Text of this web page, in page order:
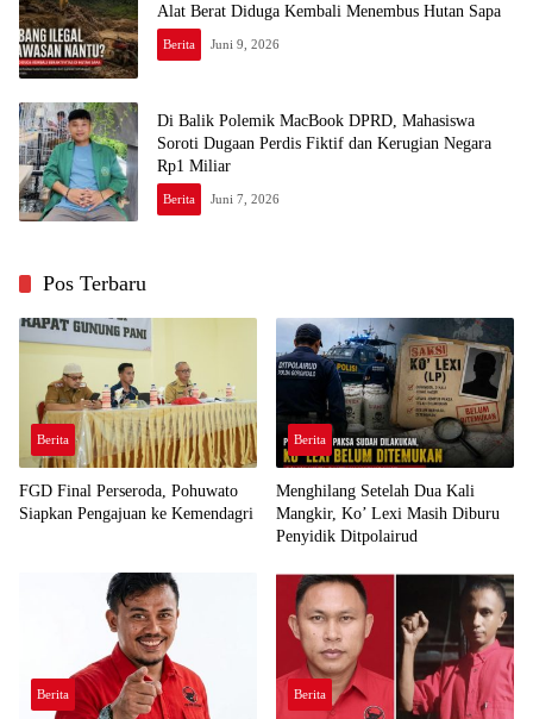
Alat Berat Diduga Kembali Menembus Hutan Sapa
Berita Juni 9, 2026
Di Balik Polemik MacBook DPRD, Mahasiswa
Soroti Dugaan Perdis Fiktif dan Kerugian Negara
Rp1 Miliar
Berita Juni 7, 2026
Pos Terbaru
Berita
FGD Final Perseroda, Pohuwato
Siapkan Pengajuan ke Kemendagri
Berita
Menghilang Setelah Dua Kali
Mangkir, Ko’ Lexi Masih Diburu
Penyidik Ditpolairud
Berita Berita